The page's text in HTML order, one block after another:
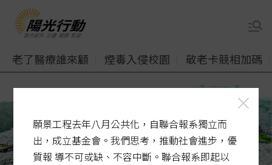
老了醫療誰來顧 煙毒入侵校園 敬老卡競相加碼
願景工程去年八月公共化，自聯合報系獨立而
出，成立基金會。我們思考，推動社會進步，優
質報 導不可或缺、不容中斷。聯合報系即起以